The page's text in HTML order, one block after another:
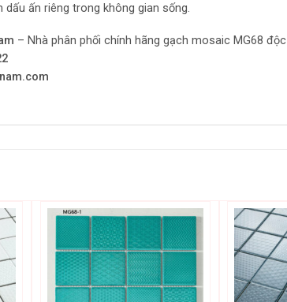
dấu ấn riêng trong không gian sống.
– Nhà phân phối chính hãng gạch mosaic MG68